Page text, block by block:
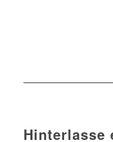
Hinterlasse